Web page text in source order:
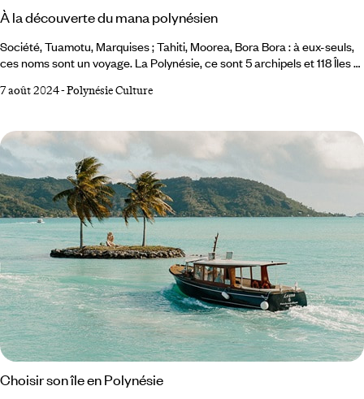
À la découverte du mana polynésien
Société, Tuamotu, Marquises ; Tahiti, Moorea, Bora Bora : à eux-seuls,
ces noms sont un voyage. La Polynésie, ce sont 5 archipels et 118 Îles et
la planète. La promesse de lagons turquoise ou céladon, de motu de
limpides et de la sarabande de cocotiers, les îles vibrent du mana, une
énergie spirituelle vitale au cœur de la culture polynésienne.
7 août 2024-Polynésie Culture
Choisir son île en Polynésie